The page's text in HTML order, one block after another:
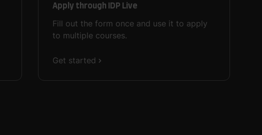
Apply through IDP Live
Fill out the form once and use it to apply
to multiple courses.
Get started